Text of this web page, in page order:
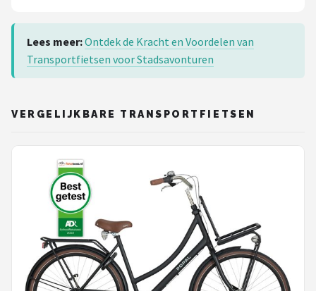
Lees meer:Ontdek de Kracht en Voordelen van
Transportfietsen voor Stadsavonturen
VERGELIJKBARE TRANSPORTFIETSEN